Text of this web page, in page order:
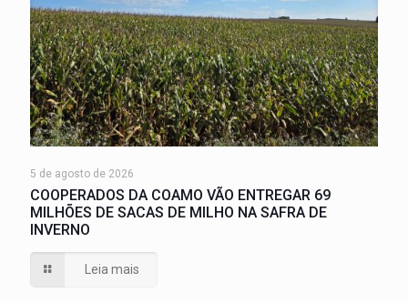
5 de agosto de 2026
COOPERADOS DA COAMO VÃO ENTREGAR 69
MILHÕES DE SACAS DE MILHO NA SAFRA DE
INVERNO
Leia mais